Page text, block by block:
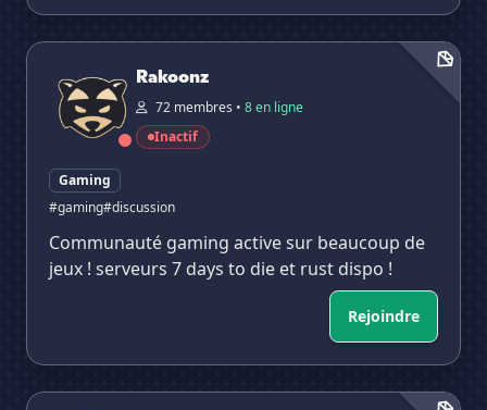
Rakoonz
Rakoonz
72 membres • 8 en ligne
Inactif
Gaming
#gaming#discussion
Communauté gaming active sur beaucoup de
jeux ! serveurs 7 days to die et rust dispo !
Rejoindre
Gaming with KIYAYLEA